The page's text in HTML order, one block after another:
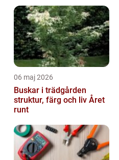
06 maj 2026
Buskar i trädgården
struktur, färg och liv Året
runt